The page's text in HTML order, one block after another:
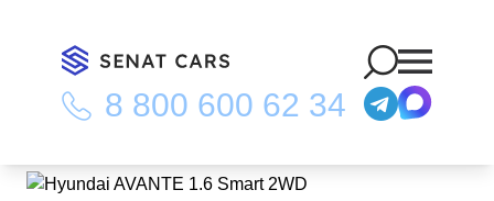
8 800 600 62 34
Главная Каталог/Hyundai AVANTE 1.6 Smart 2WD